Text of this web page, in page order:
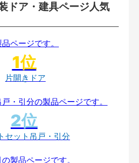
ドア・建具ページ人気
片開きドア
セット吊戸・引分